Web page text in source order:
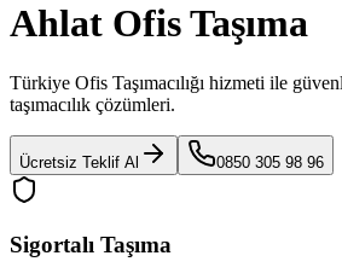
Ahlat Ofis Taşıma
Türkiye Ofis Taşımacılığı hizmeti ile
taşımacılık çözümleri.
Ücretsiz Teklif Al 0850 305 98 96
Sigortalı Taşıma